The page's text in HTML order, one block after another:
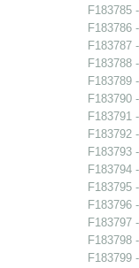
F183785
F183786
F183787
F183788
F183789
F183790
F183791
F183792
F183793
F183794
F183795
F183796
F183797
F183798
F183799